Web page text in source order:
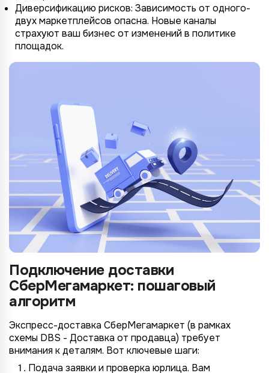
Диверсификацию рисков: Зависимость от одного-
двух маркетплейсов опасна. Новые каналы
страхуют ваш бизнес от изменений в политике
площадок.
Подключение доставки
СберМегамаркет: пошаговый
алгоритм
Экспресс-доставка СберМегамаркет (в рамках
схемы DBS - Доставка от продавца) требует
внимания к деталям. Вот ключевые шаги:
Подача заявки и проверка юрлица. Вам